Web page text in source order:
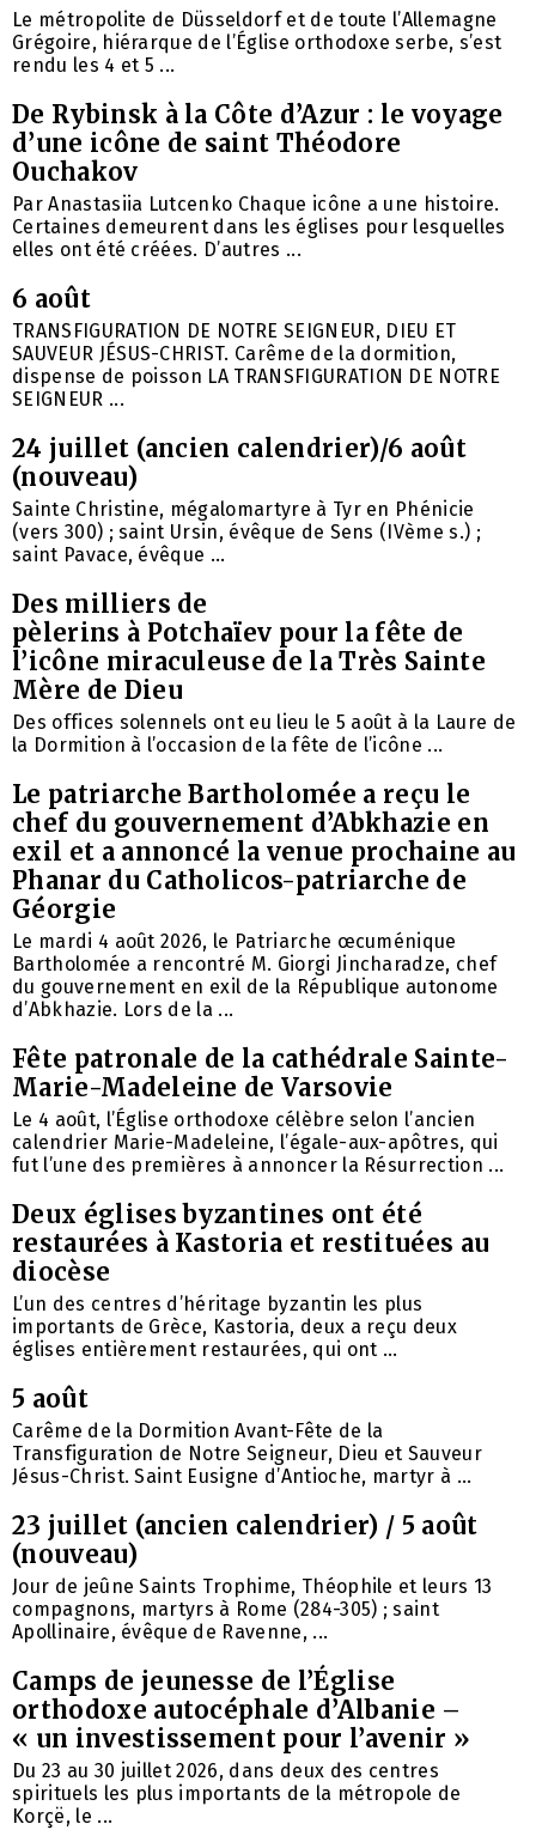
Le métropolite de Düsseldorf et de toute l’Allemagne
Grégoire, hiérarque de l’Église orthodoxe serbe, s’est
rendu les 4 et 5 ...
De Rybinsk à la Côte d’Azur : le voyage
d’une icône de saint Théodore
Ouchakov
Par Anastasiia Lutcenko Chaque icône a une histoire.
Certaines demeurent dans les églises pour lesquelles
elles ont été créées. D’autres ...
6 août
TRANSFIGURATION DE NOTRE SEIGNEUR, DIEU ET
SAUVEUR JÉSUS-CHRIST. Carême de la dormition,
dispense de poisson LA TRANSFIGURATION DE NOTRE
SEIGNEUR ...
24 juillet (ancien calendrier)/6 août
(nouveau)
Sainte Christine, mégalomartyre à Tyr en Phénicie
(vers 300) ; saint Ursin, évêque de Sens (IVème s.) ;
saint Pavace, évêque ...
Des milliers de
pèlerins à Potchaïev pour la fête de
l’icône miraculeuse de la Très Sainte
Mère de Dieu
Des offices solennels ont eu lieu le 5 août à la Laure de
la Dormition à l’occasion de la fête de l’icône ...
Le patriarche Bartholomée a reçu le
chef du gouvernement d’Abkhazie en
exil et a annoncé la venue prochaine au
Phanar du Catholicos-patriarche de
Géorgie
Le mardi 4 août 2026, le Patriarche œcuménique
Bartholomée a rencontré M. Giorgi Jincharadze, chef
du gouvernement en exil de la République autonome
d’Abkhazie. Lors de la ...
Fête patronale de la cathédrale Sainte-
Marie-Madeleine de Varsovie
Le 4 août, l’Église orthodoxe célèbre selon l’ancien
calendrier Marie-Madeleine, l’égale-aux-apôtres, qui
fut l’une des premières à annoncer la Résurrection ...
Deux églises byzantines ont été
restaurées à Kastoria et restituées au
diocèse
L’un des centres d’héritage byzantin les plus
importants de Grèce, Kastoria, deux a reçu deux
églises entièrement restaurées, qui ont ...
5 août
Carême de la Dormition Avant-Fête de la
Transfiguration de Notre Seigneur, Dieu et Sauveur
Jésus-Christ. Saint Eusigne d’Antioche, martyr à ...
23 juillet (ancien calendrier) / 5 août
(nouveau)
Jour de jeûne Saints Trophime, Théophile et leurs 13
compagnons, martyrs à Rome (284-305) ; saint
Apollinaire, évêque de Ravenne, ...
Camps de jeunesse de l’Église
orthodoxe autocéphale d’Albanie –
« un investissement pour l’avenir »
Du 23 au 30 juillet 2026, dans deux des centres
spirituels les plus importants de la métropole de
Korçë, le ...